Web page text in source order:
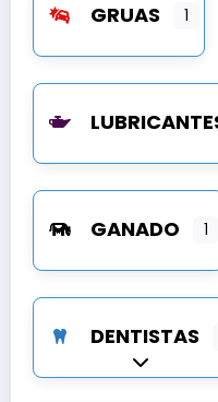
GRUAS 1
GANADO 1
DENTISTAS
Expandir